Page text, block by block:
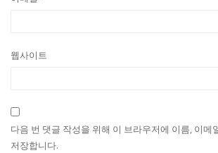
웹사이트
다음 번 댓글 작성을 위해 이 브라우저에 이름, 이메
저장합니다.